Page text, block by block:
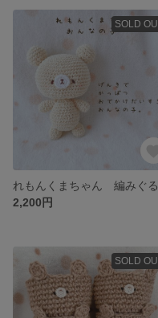
SOLD
2,200円
SOLD